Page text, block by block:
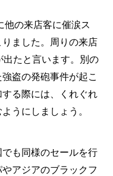
他の来店客に催涙ス
ました。周りの来店
たと言います。別の
盗の発砲事件が起こ
る際には、くれぐれ
うにしましょう。
も同様のセールを行
アジアのブラックフ